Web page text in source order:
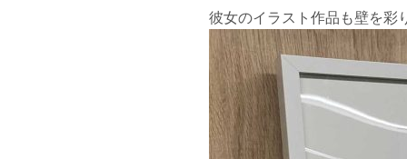
彼女のイラスト作品も壁を彩